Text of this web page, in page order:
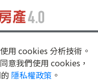
用 cookies 分析技術。
意我們使用 cookies，
隱私權政策 。